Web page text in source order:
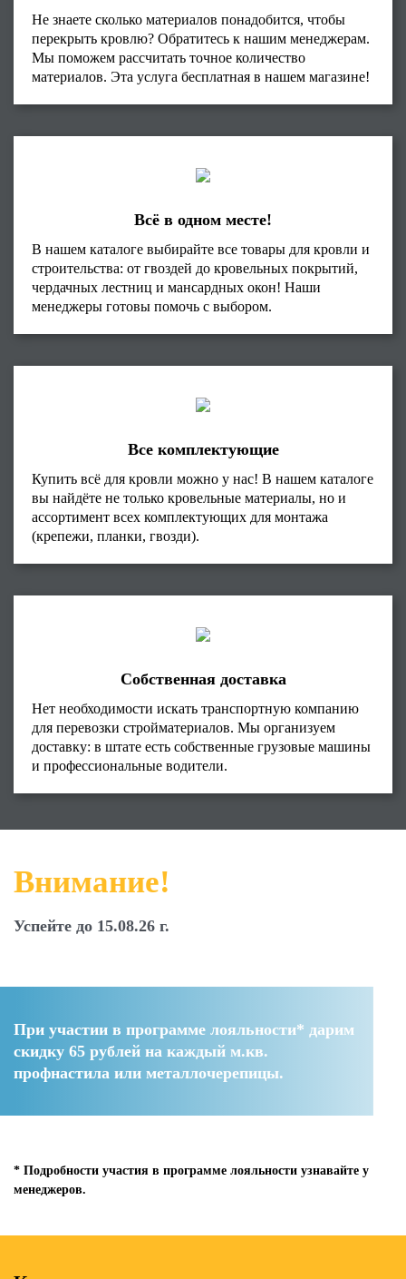
Не знаете сколько материалов понадобится, чтобы
перекрыть кровлю? Обратитесь к нашим менеджерам.
Мы поможем рассчитать точное количество
материалов. Эта услуга бесплатная в нашем магазине!
Всё в одном месте!
В нашем каталоге выбирайте все товары для кровли и
строительства: от гвоздей до кровельных покрытий,
чердачных лестниц и мансардных окон! Наши
менеджеры готовы помочь с выбором.
Все комплектующие
Купить всё для кровли можно у нас! В нашем каталоге
вы найдёте не только кровельные материалы, но и
ассортимент всех комплектующих для монтажа
(крепежи, планки, гвозди).
Собственная доставка
Нет необходимости искать транспортную компанию
для перевозки стройматериалов. Мы организуем
доставку: в штате есть собственные грузовые машины
и профессиональные водители.
Внимание!
Успейте до 15.08.26 г.
При участии в программе лояльности* дарим
скидку 65 рублей на каждый м.кв.
профнастила или металлочерепицы.
* Подробности участия в программе лояльности узнавайте у
менеджеров.